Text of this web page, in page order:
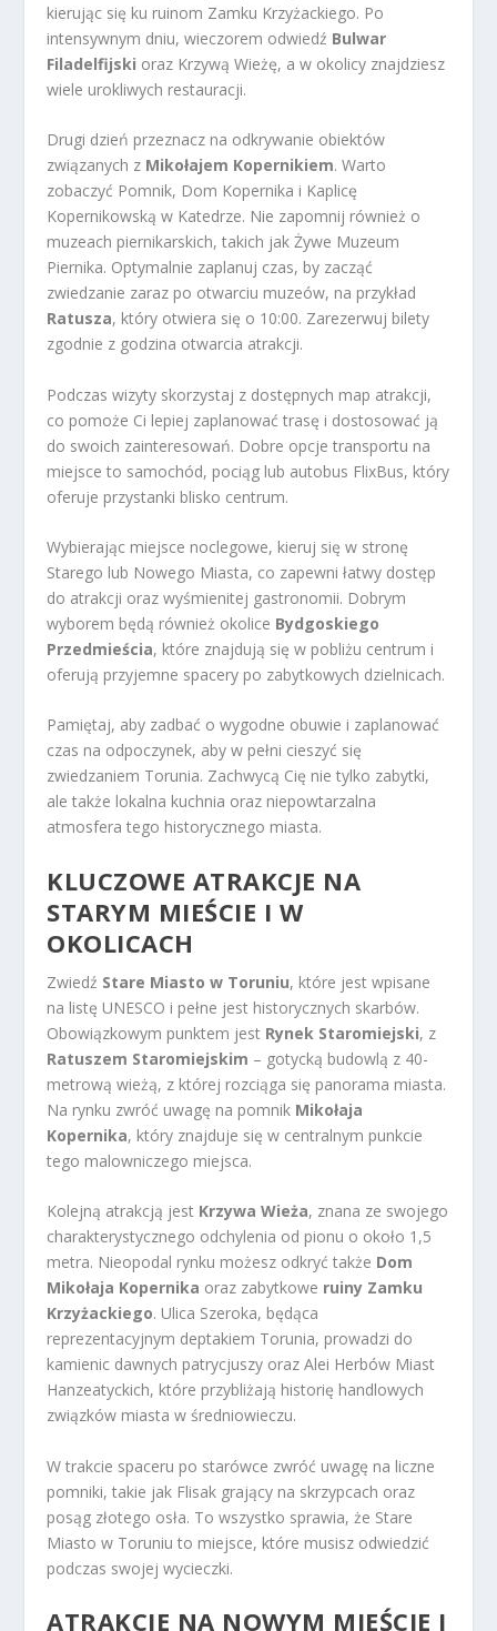
kierując się ku ruinom Zamku Krzyżackiego. Po
intensywnym dniu, wieczorem odwiedź Bulwar
Filadelfijski oraz Krzywą Wieżę, a w okolicy znajdziesz
wiele urokliwych restauracji.
Drugi dzień przeznacz na odkrywanie obiektów
związanych z Mikołajem Kopernikiem. Warto
zobaczyć Pomnik, Dom Kopernika i Kaplicę
Kopernikowską w Katedrze. Nie zapomnij również o
muzeach piernikarskich, takich jak Żywe Muzeum
Piernika. Optymalnie zaplanuj czas, by zacząć
zwiedzanie zaraz po otwarciu muzeów, na przykład
Ratusza, który otwiera się o 10:00. Zarezerwuj bilety
zgodnie z godzina otwarcia atrakcji.
Podczas wizyty skorzystaj z dostępnych map atrakcji,
co pomoże Ci lepiej zaplanować trasę i dostosować ją
do swoich zainteresowań. Dobre opcje transportu na
miejsce to samochód, pociąg lub autobus FlixBus, który
oferuje przystanki blisko centrum.
Wybierając miejsce noclegowe, kieruj się w stronę
Starego lub Nowego Miasta, co zapewni łatwy dostęp
do atrakcji oraz wyśmienitej gastronomii. Dobrym
wyborem będą również okolice Bydgoskiego
Przedmieścia, które znajdują się w pobliżu centrum i
oferują przyjemne spacery po zabytkowych dzielnicach.
Pamiętaj, aby zadbać o wygodne obuwie i zaplanować
czas na odpoczynek, aby w pełni cieszyć się
zwiedzaniem Torunia. Zachwycą Cię nie tylko zabytki,
ale także lokalna kuchnia oraz niepowtarzalna
atmosfera tego historycznego miasta.
KLUCZOWE ATRAKCJE NA
STARYM MIEŚCIE I W
OKOLICACH
Zwiedź Stare Miasto w Toruniu, które jest wpisane
na listę UNESCO i pełne jest historycznych skarbów.
Obowiązkowym punktem jest Rynek Staromiejski, z
Ratuszem Staromiejskim – gotycką budowlą z 40-
metrową wieżą, z której rozciąga się panorama miasta.
Na rynku zwróć uwagę na pomnik Mikołaja
Kopernika, który znajduje się w centralnym punkcie
tego malowniczego miejsca.
Kolejną atrakcją jest Krzywa Wieża, znana ze swojego
charakterystycznego odchylenia od pionu o około 1,5
metra. Nieopodal rynku możesz odkryć także Dom
Mikołaja Kopernika oraz zabytkowe ruiny Zamku
Krzyżackiego. Ulica Szeroka, będąca
reprezentacyjnym deptakiem Torunia, prowadzi do
kamienic dawnych patrycjuszy oraz Alei Herbów Miast
Hanzeatyckich, które przybliżają historię handlowych
związków miasta w średniowieczu.
W trakcie spaceru po starówce zwróć uwagę na liczne
pomniki, takie jak Flisak grający na skrzypcach oraz
posąg złotego osła. To wszystko sprawia, że Stare
Miasto w Toruniu to miejsce, które musisz odwiedzić
podczas swojej wycieczki.
ATRAKCJE NA NOWYM MIEŚCIE I